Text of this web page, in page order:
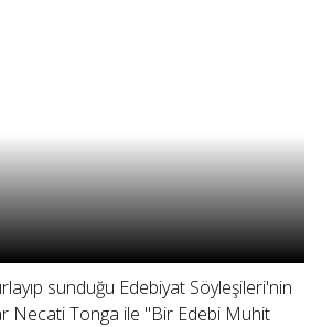
sunduğu Edebiyat Söyleşileri'nin
Necati Tonga ile "Bir Edebi Muhit